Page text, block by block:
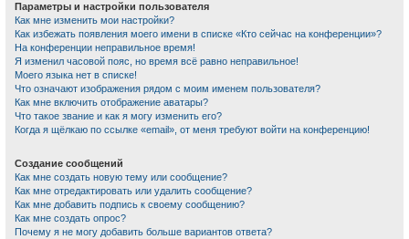
Параметры и настройки пользователя
Как мне изменить мои настройки?
Как избежать появления моего имени в списке «Кто сейчас на конференции»?
На конференции неправильное время!
Я изменил часовой пояс, но время всё равно неправильное!
Моего языка нет в списке!
Что означают изображения рядом с моим именем пользователя?
Как мне включить отображение аватары?
Что такое звание и как я могу изменить его?
Когда я щёлкаю по ссылке «email», от меня требуют войти на конференцию!
Создание сообщений
Как мне создать новую тему или сообщение?
Как мне отредактировать или удалить сообщение?
Как мне добавить подпись к своему сообщению?
Как мне создать опрос?
Почему я не могу добавить больше вариантов ответа?